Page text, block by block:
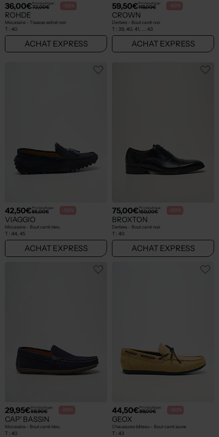
36,00€Prix boutique :
72,00€ -50%
ROHDE
Mocassins - Tissage satiné noir
T : 40
ACHAT EXPRESS
59,50€Prix boutique :
119,00€ -50%
CROWN
Derbies - Bout carré noir
T : 39, 40, 41, ... 43
ACHAT EXPRESS
42,50€Prix boutique :
85,00€ -50%
VIAGGIO
Mocassins - Bout carré bleu
T : 44, 45
ACHAT EXPRESS
75,00€Prix boutique :
150,00€ -50%
BROXTON
Derbies - Bout carré noir
T : 40
ACHAT EXPRESS
29,95€Prix boutique :
59,90€ -50%
CAP' BASSIN
Mocassins - Bout carré bleu
T : 40
44,50€Prix boutique :
89,00€ -50%
GEOX
Chaussures bâteau - Bout carré jaune
T : 43